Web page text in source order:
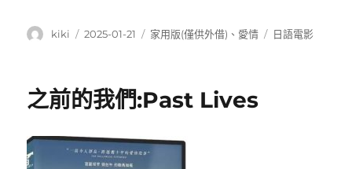
作
kiki
發
2025-01-21
分
家用版(僅供外借) 、 愛情
標
日語電影
之前的我們:Past Lives